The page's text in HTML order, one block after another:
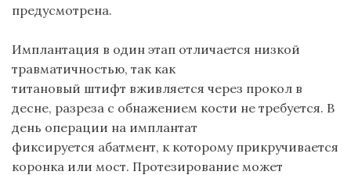
предусмотрена.
Имплантация в один этап отличается низкой
травматичностью, так как
титановый штифт вживляется через прокол в
десне, разреза с обнажением кости не требуется. В
день операции на имплантат
фиксируется абатмент, к которому прикручивается
коронка или мост. Протезирование может